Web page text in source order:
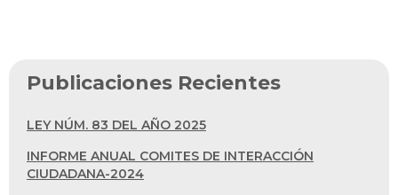
Publicaciones Recientes
LEY NÚM. 83 DEL AÑO 2025
INFORME ANUAL COMITES DE INTERACCIÓN
CIUDADANA-2024